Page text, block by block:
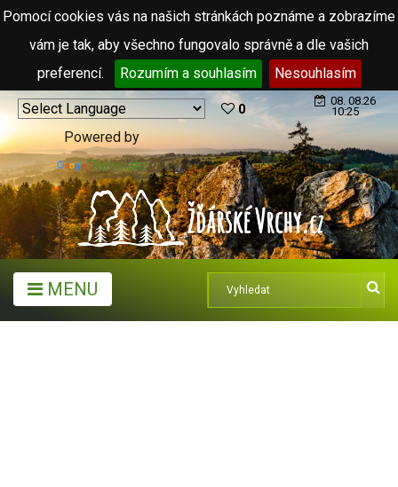
Pomocí cookies vás na našich stránkách poznáme a zobrazíme
vám je tak, aby všechno fungovalo správně a dle vašich
preferencí.
Rozumím a souhlasím Nesouhlasím
Powered by
Translate
0
08. 08.26
10:25
MENU